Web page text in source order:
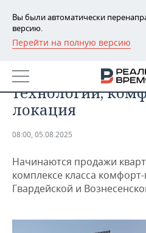
Вы были автоматически
версию.
Перейти на полную версию
РЕГИОНЫ
БАШКОРТОСТАН
ТАТАРСТАН
НОВОСТИ
АНАЛИТИКА
ДЕКЛАРАЦИИ О ДОХОДАХ
КОРОЛИ ГОСЗАКАЗА ПФО
НОВОСТИ ЭКОНОМИКИ
ФИНАНСЫ
ПРОМЫШЛЕННОСТЬ
НОВОСТИ
ПРОМЫШЛЕННОСТИ
АГРОПРОМ
НЕДВИЖИМОСТЬ
ЖК «Феномен
технологии,
локация
08:00, 05.08.2025
Начинаются продажи
комплексе класса
Гвардейской и